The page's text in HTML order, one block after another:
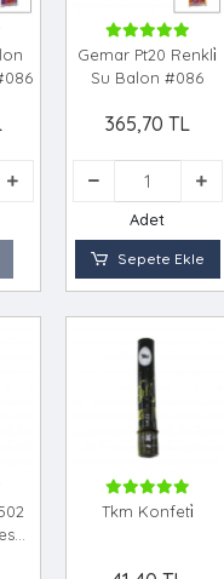
Gemar Pt20 Renkli̇
Su Balon #086
365,70 TL
Adet
Sepete Ekle
Tkm Konfeti̇